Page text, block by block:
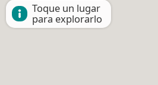
Toque un lugar
para explorarlo